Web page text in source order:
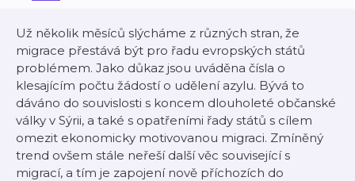
Už několik měsíců slýcháme z různých stran, že
migrace přestává být pro řadu evropských států
problémem. Jako důkaz jsou uváděna čísla o
klesajícím počtu žádostí o udělení azylu. Bývá to
dáváno do souvislosti s koncem dlouholeté občanské
války v Sýrii, a také s opatřeními řady států s cílem
omezit ekonomicky motivovanou migraci. Zmíněný
trend ovšem stále neřeší další věc související s
migrací, a tím je zapojení nově příchozích do